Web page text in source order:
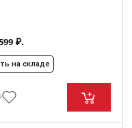
₽.
на складе